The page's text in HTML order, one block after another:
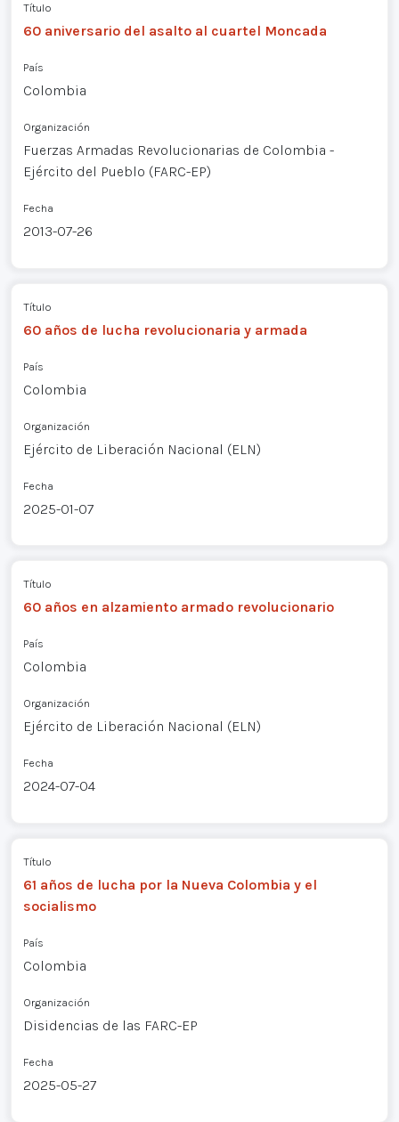
Título
60 aniversario del asalto al cuartel Moncada
País
Colombia
Organización
Fuerzas Armadas Revolucionarias de Colombia -
Ejército del Pueblo (FARC-EP)
Fecha
2013-07-26
Título
60 años de lucha revolucionaria y armada
País
Colombia
Organización
Ejército de Liberación Nacional (ELN)
Fecha
2025-01-07
Título
60 años en alzamiento armado revolucionario
País
Colombia
Organización
Ejército de Liberación Nacional (ELN)
Fecha
2024-07-04
Título
61 años de lucha por la Nueva Colombia y el
socialismo
País
Colombia
Organización
Disidencias de las FARC-EP
Fecha
2025-05-27